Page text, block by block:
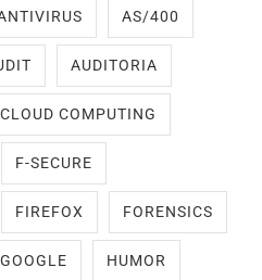
AS/400
AUDITORIA
CLOUD COMPUTING
F-SECURE
FIREFOX FORENSICS
GOOGLE HUMOR